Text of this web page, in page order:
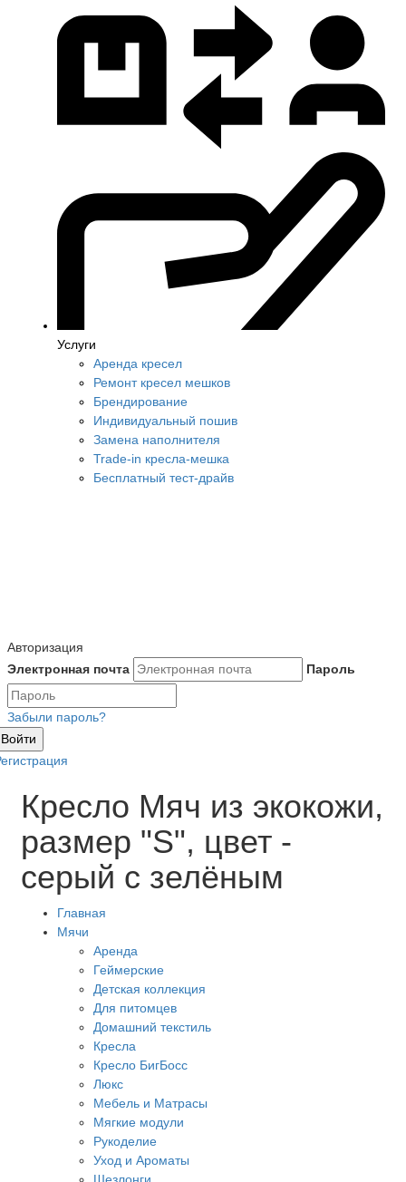
Услуги
Аренда кресел
Ремонт кресел мешков
Брендирование
Индивидуальный пошив
Замена наполнителя
Trade-in кресла-мешка
Бесплатный тест-драйв
Авторизация
Электронная почта
Пароль
Забыли пароль?
Войти
Кресло Мяч из экокожи,
размер "S", цвет -
серый с зелёным
Главная
Мячи
Аренда
Геймерские
Детская коллекция
Для питомцев
Домашний текстиль
Кресла
Кресло БигБосс
Люкс
Мебель и Матрасы
Мягкие модули
Рукоделие
Уход и Ароматы